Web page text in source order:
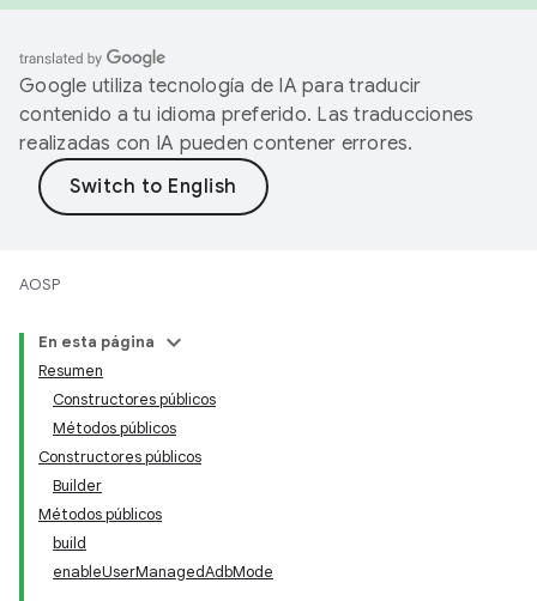
Google utiliza tecnología de IA para traducir
contenido a tu idioma preferido. Las traducciones
realizadas con IA pueden contener errores.
AOSP
En esta página
Resumen
Constructores públicos
Métodos públicos
Constructores públicos
Builder
Métodos públicos
build
enableUserManagedAdbMode